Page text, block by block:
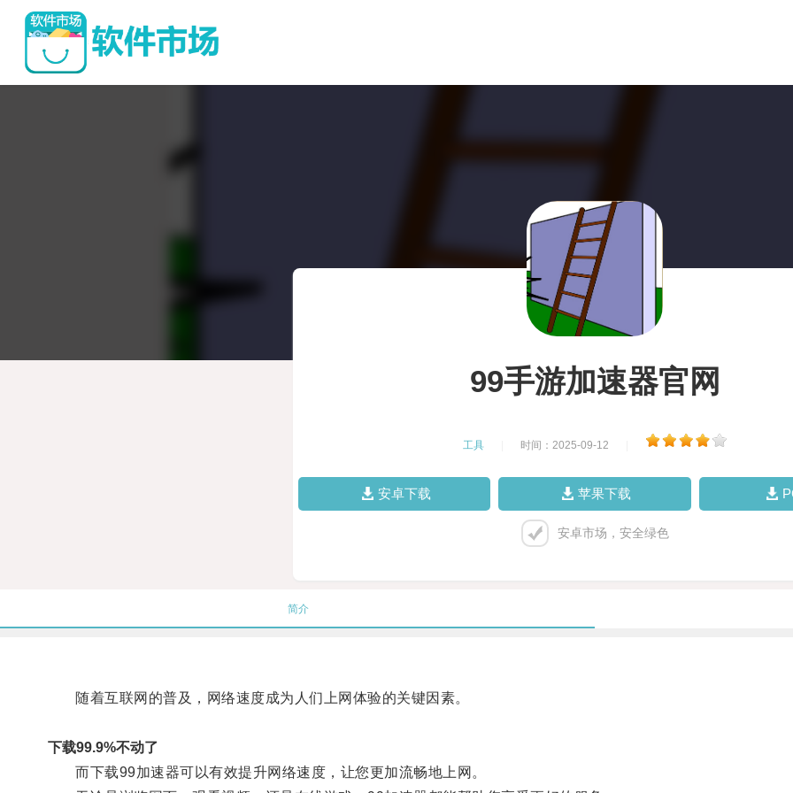
99手游加速器官网
工具 时间：2025-09-12
安卓下载 苹果下载
安卓市场，安全绿色
简介
随着互联网的普及，网络速度成为人们上网体验的关键因素。
下载99.9%不动了
而下载99加速器可以有效提升网络速度，让您更加流畅地上网。